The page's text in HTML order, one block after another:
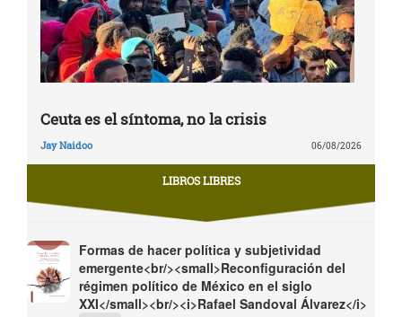
Ceuta es el síntoma, no la crisis
Jay Naidoo 06/08/2026
LIBROS LIBRES
Formas de hacer política y subjetividad
emergente<br/><small>Reconfiguración del
régimen político de México en el siglo
XXI</small><br/><i>Rafael Sandoval Álvarez</i>